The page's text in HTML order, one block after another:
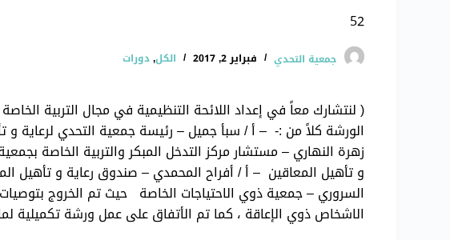
52
جمعية التحدي فبراير 2, 2017 الكل,دورات
الورشة كلاً من :- – أ / سبأ جميل – رئيسة جمعية التحدي لرعاية و
زهرة النهاري – مستشار مركز التدخل المبكر والتربية الخاصة
و تأهيل المعاقين – أ / أفراح المحمدي – صندوق رعاية و تأهيل
السروري – جمعية ذوي الاحتياجات الخاصة حيث تم الخروج
الاشخاص ذوي الإعاقة ، كما تم الأتفاق على عمل ورشة تكميلية